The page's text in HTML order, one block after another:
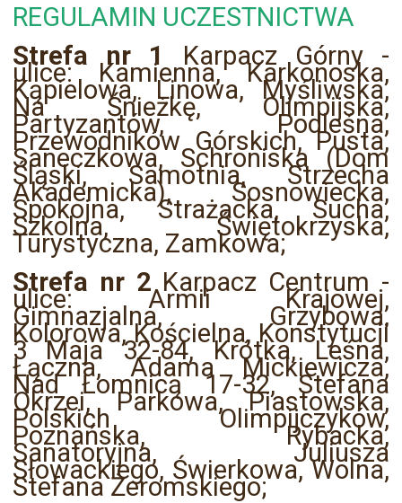
REGULAMIN UCZESTNICTWA
Strefa nr 1 Karpacz Górny -
ulice: Kamienna, Karkonoska,
Kąpielowa, Linowa, Myśliwska,
Na Śnieżkę, Olimpijska,
Partyzantów, Podleśna,
Przewodników Górskich, Pusta,
Saneczkowa, Schroniska (Dom
Śląski, Samotnia, Strzecha
Akademicka), Sosnowiecka,
Spokojna, Strażacka, Sucha,
Szkolna, Świętokrzyska,
Turystyczna, Zamkowa;
Strefa nr 2Karpacz Centrum -
ulice: Armii Krajowej,
Gimnazjalna, Grzybowa,
Kolorowa, Kościelna, Konstytucji
3 Maja 32-84, Krótka, Leśna,
Łączna, Adama Mickiewicza,
Nad Łomnicą 17-32, Stefana
Okrzei, Parkowa, Piastowska,
Polskich Olimpijczyków,
Poznańska, Rybacka,
Sanatoryjna, Juliusza
Słowackiego, Świerkowa, Wolna,
Stefana Żeromskiego;